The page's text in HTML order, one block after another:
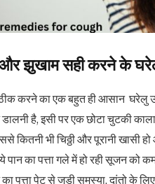
झुखाम सही करने के
करने का एक बहुत ही आसान घरेलु
है, इसी पर एक छोटा चुटकी
कितनी भी चिठ्ठी और पूरानी खासी
पान का पत्ता गले में हो रही सूजन
पत्ता पेट से जुडी समस्या, दांतो के